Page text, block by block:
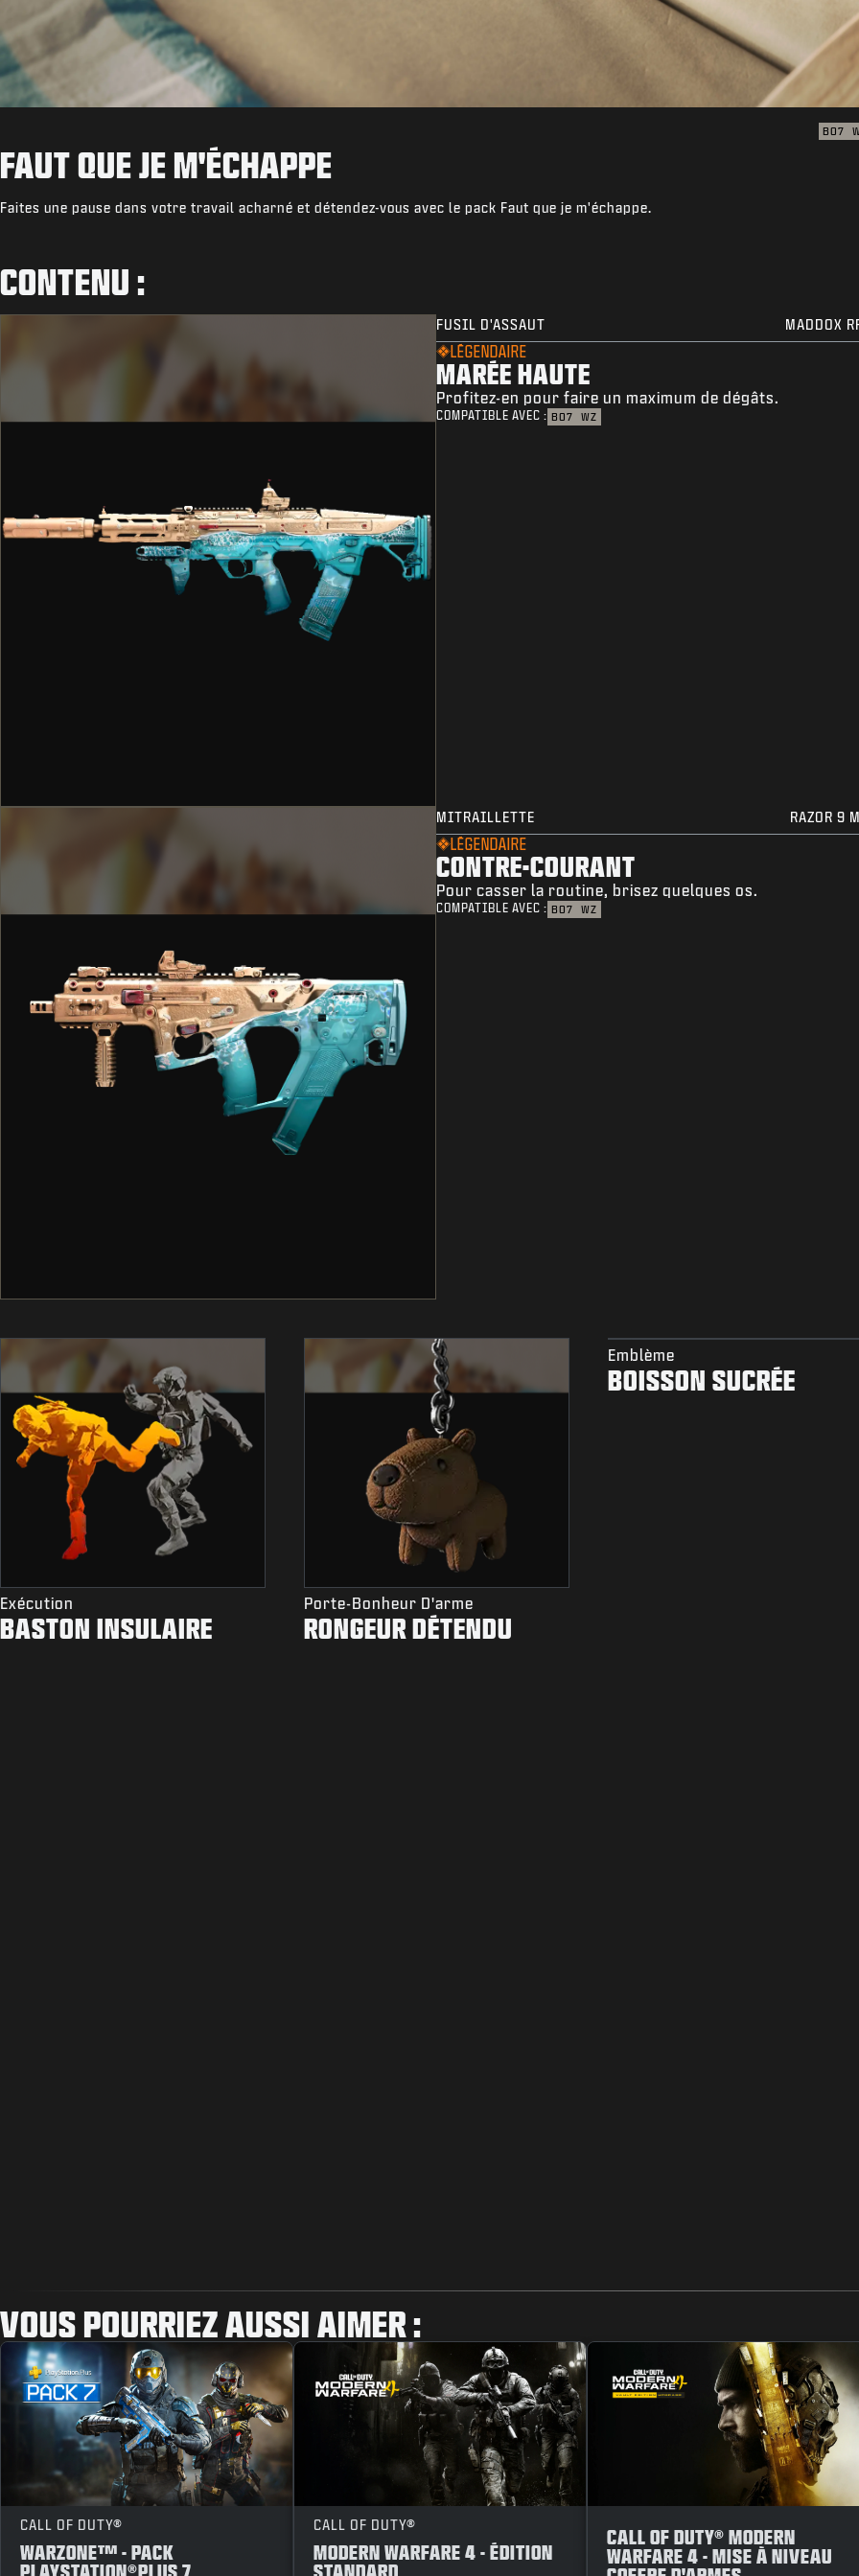
BO7
FAUT QUE JE M'ÉCHAPPE
Faites une pause dans votre travail acharné et détendez-vous avec le pack Faut que je m'échappe.
CONTENU :
FUSIL D'ASSAUT MADDOX
LÉGENDAIRE
MARÉE HAUTE
Profitez-en pour faire un maximum de dégâts.
COMPATIBLE AVEC : BO7 WZ
MITRAILLETTE RAZOR 9
LÉGENDAIRE
CONTRE-COURANT
Pour casser la routine, brisez quelques os.
COMPATIBLE AVEC : BO7 WZ
Exécution
BASTON INSULAIRE
Porte-Bonheur D'arme
RONGEUR DÉTENDU
Emblème
BOISSON SUCRÉE
VOUS POURRIEZ AUSSI AIMER :
CALL OF DUTY®
WARZONE™ - PACK
PLAYSTATION®PLUS 7
CALL OF DUTY®
MODERN WARFARE 4 - ÉDITION
STANDARD
CALL OF DUTY® MODERN
WARFARE 4 - MISE À NIVEAU